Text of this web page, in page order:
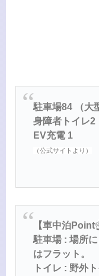
駐車場84 （大
身障者トイレ
EV充電 1
（公式サイトより）
【車中泊Point
駐車場 : 場所
はフラット。
トイレ : 野外